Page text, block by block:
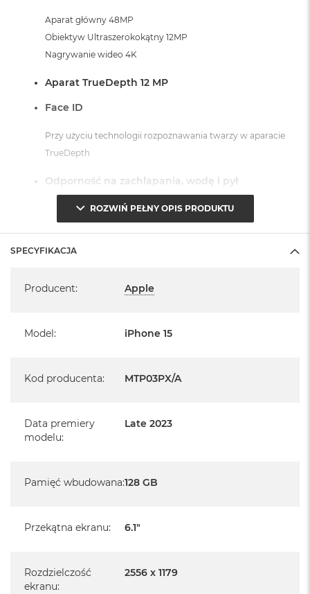
Aparat główny 48MP
Obiektyw Ultraszerokokątny 12MP
Nagrywanie wideo 4K
Aparat TrueDepth 12 MP
Face ID
Przy użyciu technologii rozpoznawania twarzy w aparacie
TrueDepth
Odporność na zachlapania, wodę i pył
Klasa IP68 (maksymalna głębokość 6m do 30 minut)
System operacyjny iOS 17
ROZWIŃ PEŁNY OPIS PRODUKTU
SPECYFIKACJA
Producent: Apple
Model : iPhone 15
Kod producenta: MTP03PX/A
Data premiery
modelu:
Late 2023
Pamięć wbudowana:128 GB
Przekątna ekranu: 6.1"
Rozdzielczość
ekranu:
2556 x 1179